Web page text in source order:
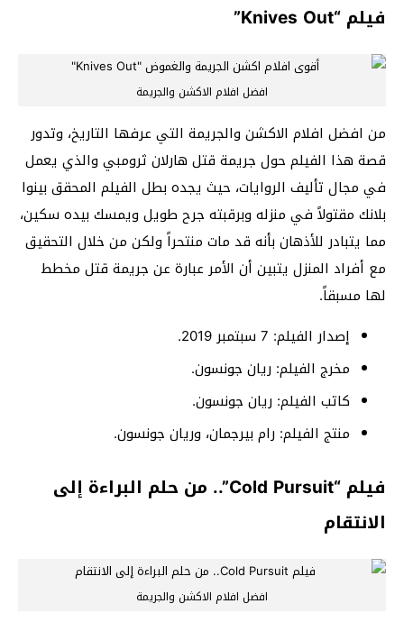
فيلم “Knives Out”
افضل افلام الاكشن والجريمة
من افضل افلام الاكشن والجريمة التي عرفها التاريخ، وتدور
قصة هذا الفيلم حول جريمة قتل هارلان ثرومبي والذي يعمل
في مجال تأليف الروايات، حيث يجده بطل الفيلم المحقق بينوا
بلانك مقتولاً في منزله وبرقبته جرح طويل ويمسك بيده سكين،
مما يتبادر للأذهان بأنه قد مات منتحراً ولكن من خلال التحقيق
مع أفراد المنزل يتبين أن الأمر عبارة عن جريمة قتل مخطط
لها مسبقاً.
إصدار الفيلم: 7 سبتمبر 2019.
مخرج الفيلم: ريان جونسون.
كاتب الفيلم: ريان جونسون.
منتج الفيلم: رام بيرجمان، وريان جونسون.
فيلم “Cold Pursuit”.. من حلم البراءة إلى
الانتقام
افضل افلام الاكشن والجريمة